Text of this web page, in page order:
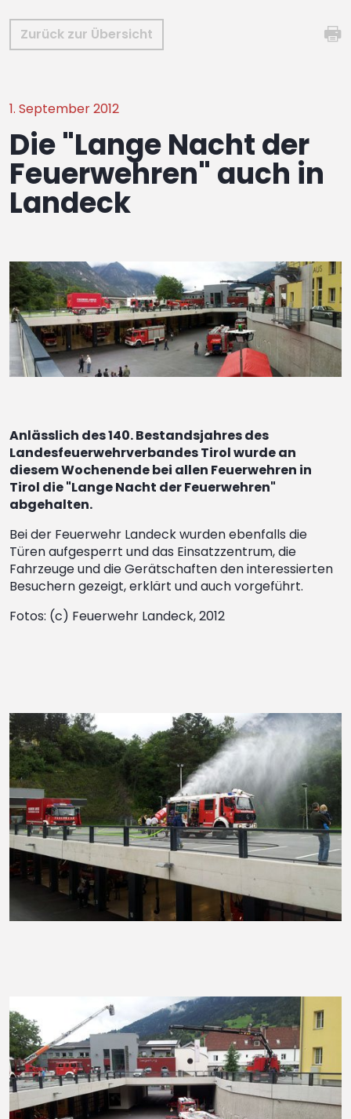
Zurück zur Übersicht
1. September 2012
Die "Lange Nacht der
Feuerwehren" auch in
Landeck
Anlässlich des 140. Bestandsjahres des
Landesfeuerwehrverbandes Tirol wurde an
diesem Wochenende bei allen Feuerwehren in
Tirol die "Lange Nacht der Feuerwehren"
abgehalten.
Bei der Feuerwehr Landeck wurden ebenfalls die
Türen aufgesperrt und das Einsatzzentrum, die
Fahrzeuge und die Gerätschaften den interessierten
Besuchern gezeigt, erklärt und auch vorgeführt.
Fotos: (c) Feuerwehr Landeck, 2012